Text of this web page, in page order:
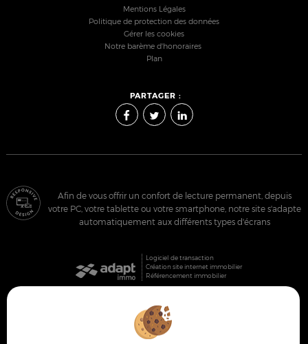
Mentions Légales
Politique de protection des données
Gérer les cookies
Notre barème d'honoraires
Plan
PARTAGER :
Afin de vous offrir un confort de lecture permanent, depuis
votre PC, votre tablette ou votre smartphone, notre site s'adapte
automatiquement aux différents types d'écrans
Logiciel de transaction
Création site internet immobilier
Référencement immobilier